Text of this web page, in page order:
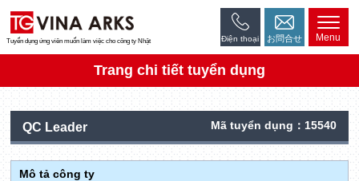
Tuyển dụng ứng viên muốn làm việc cho công ty Nhật Điện thoại お問合せ Menu
Trang chi tiết tuyển dụng
QC Leader Mã tuyển dụng：15540
Mô tả công ty